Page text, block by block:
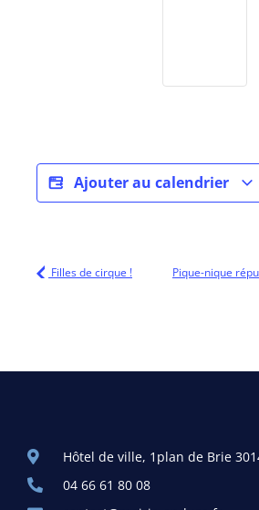
Ajouter au calendrier
Filles de cirque ! Pique-nique
Hôtel de ville, 1plan de Brie
04 66 61 80 08